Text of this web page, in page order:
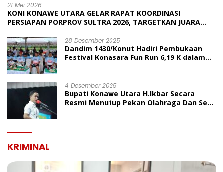
21 Mei 2026
KONI KONAWE UTARA GELAR RAPAT KOORDINASI
PERSIAPAN PORPROV SULTRA 2026, TARGETKAN JUARA
28 Desember 2025
Dandim 1430/Konut Hadiri Pembukaan
Festival Konasara Fun Run 6,19 K dalam
4 Desember 2025
Bupati Konawe Utara H.Ikbar Secara
Resmi Menutup Pekan Olahraga Dan Seni
KRIMINAL